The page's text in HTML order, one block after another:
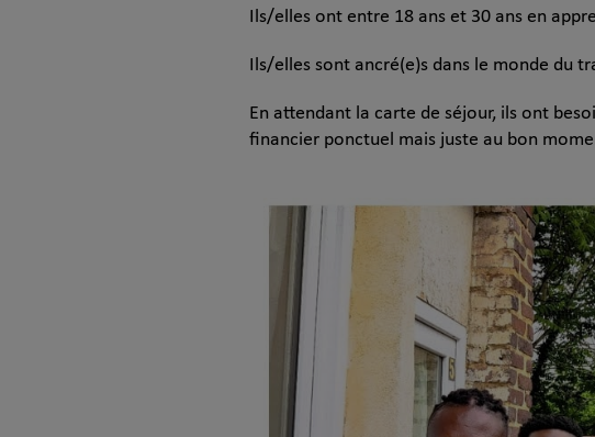
Ils/elles ont entre 18 ans et 30 ans en
Ils/elles sont ancré(e)s dans le monde du
En attendant la carte de séjour, ils ont
financier ponctuel mais juste au bon